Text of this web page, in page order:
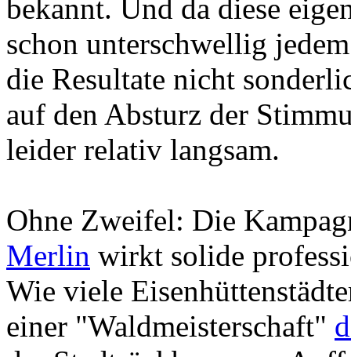
bekannt. Und da diese
schon unterschwellig
die Resultate nicht
auf den Absturz der
leider relativ langsam.
Ohne Zweifel: Die
Merlin wirkt solide
Wie viele
einer "Waldmeisterschaft"